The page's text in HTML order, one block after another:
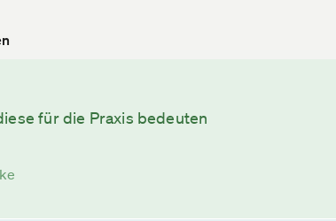
für die Praxis bedeuten